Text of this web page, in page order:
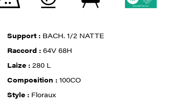
Support : BACH. 1/2 NATTE
Raccord :64V 68H
Laize :280 L
Composition :100CO
Style : Floraux